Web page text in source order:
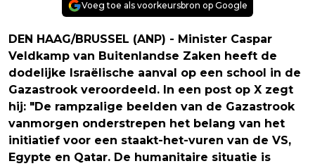
Voeg toe als voorkeursbron op Google
DEN HAAG/BRUSSEL (ANP) - Minister Caspar
Veldkamp van Buitenlandse Zaken heeft de
dodelijke Israëlische aanval op een school in de
Gazastrook veroordeeld. In een post op X zegt
hij: "De rampzalige beelden van de Gazastrook
vanmorgen onderstrepen het belang van het
initiatief voor een staakt-het-vuren van de VS,
Egypte en Qatar. De humanitaire situatie is